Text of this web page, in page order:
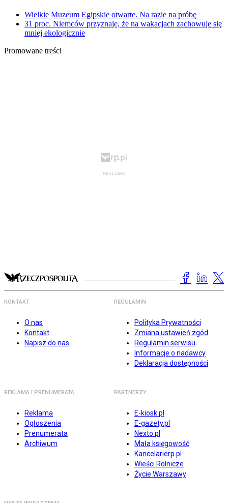
Wielkie Muzeum Egipskie otwarte. Na razie na próbę
31 proc. Niemców przyznaje, że na wakacjach zachowuje się
mniej ekologicznie
Promowane treści
KONTAKT
O nas
Kontakt
Napisz do nas
REGULAMIN
Polityka Prywatności
Zmiana ustawień zgód
Regulamin serwisu
Informacje o nadawcy
Deklaracja dostępności
REKLAMA I PRENUMERATA
Reklama
Ogłoszenia
Prenumerata
Archiwum
PARTNERZY
E-kiosk.pl
E-gazety.pl
Nexto.pl
Mała księgowość
Kancelarierp.pl
Wieści Rolnicze
Życie Warszawy